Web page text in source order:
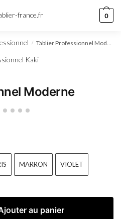
0
/ Tablier Professionnel Moderne
Moderne
MARRON VIOLET
au panier